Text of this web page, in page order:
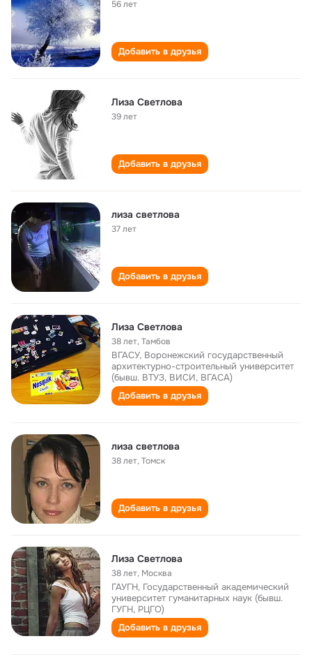
56 лет
Добавить в друзья
Лиза Светлова
39 лет
Добавить в друзья
лиза светлова
37 лет
Добавить в друзья
Лиза Светлова
38 лет,Тамбов
ВГАСУ, Воронежский государственный
архитектурно-строительный университет
(бывш. ВТУЗ, ВИСИ, ВГАСА)
Добавить в друзья
лиза светлова
38 лет,Томск
Добавить в друзья
Лиза Светлова
38 лет, Москва
ГАУГН, Государственный академический
университет гуманитарных наук (бывш.
ГУГН, РЦГО)
Добавить в друзья